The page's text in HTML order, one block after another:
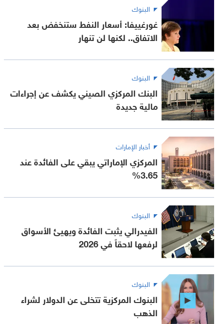
البنوك
غورغييفا: أسعار النفط ستنخفض بعد
الاتفاق.. لكنها لن تنهار
البنوك
البنك المركزي الصيني يكشف عن إجراءات
مالية جديدة
أخبار الإمارات
المركزي الإماراتي يبقي على الفائدة عند
3.65%
البنوك
الفيدرالي يثبت الفائدة ويهيئ الأسواق
لرفعها لاحقاً في 2026
البنوك
البنوك المركزية تتخلى عن الدولار لشراء
الذهب